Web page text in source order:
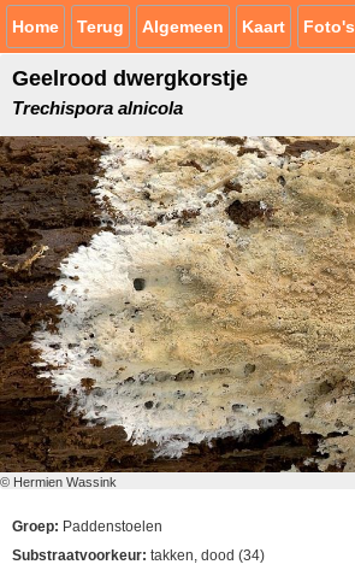
Home Terug Algemeen Kaart Foto's
Geelrood dwergkorstje
Trechispora alnicola
© Hermien Wassink
Groep: Paddenstoelen
Substraatvoorkeur: takken, dood (34)